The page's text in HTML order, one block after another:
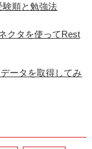
験順と勉強法
クタを使ってRest
ータを取得してみ